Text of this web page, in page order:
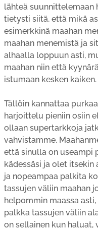
lähteä suunnittelemaan
tietysti siitä, että mikä
esimerkkinä maahan
maahan menemistä ja
alhaalla loppuun asti,
maahan niin että
istumaan kesken kaiken.
Tällöin kannattaa
harjoittelu pieniin osiin
ollaan supertarkkoja
vahvistamme.
että sinulla on useampi
kädessäsi ja olet
ja nopeampaa palkita
tassujen väliin maahan
helpommin maassa
palkka tassujen väliin
on sellainen kun haluat,